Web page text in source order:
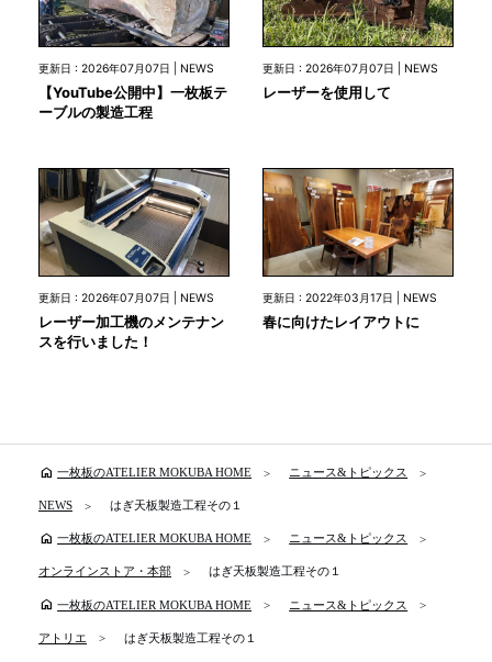
更新日 : 2026年07月07日 | NEWS
【YouTube公開中】一枚板テ
ーブルの製造工程
更新日 : 2026年07月07日 | NEWS
レーザーを使用して
更新日 : 2026年07月07日 | NEWS
レーザー加工機のメンテナン
スを行いました！
更新日 : 2022年03月17日 | NEWS
春に向けたレイアウトに
home 一枚板のATELIER MOKUBA HOME ニュース&トピックス
NEWS はぎ天板製造工程その１
home 一枚板のATELIER MOKUBA HOME ニュース&トピックス
オンラインストア・本部 はぎ天板製造工程その１
home 一枚板のATELIER MOKUBA HOME ニュース&トピックス
アトリエ はぎ天板製造工程その１